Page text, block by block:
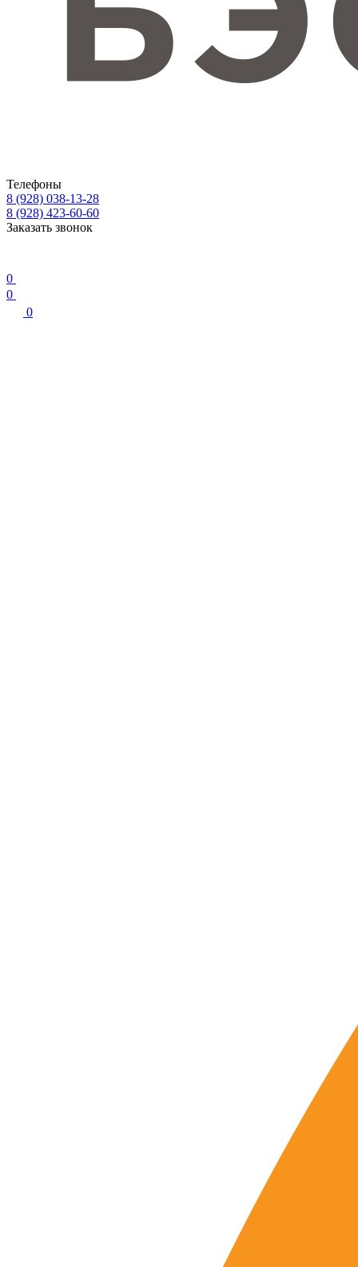
Телефоны
8 (928) 038-13-28
8 (928) 423-60-60
Заказать звонок
0
0
0